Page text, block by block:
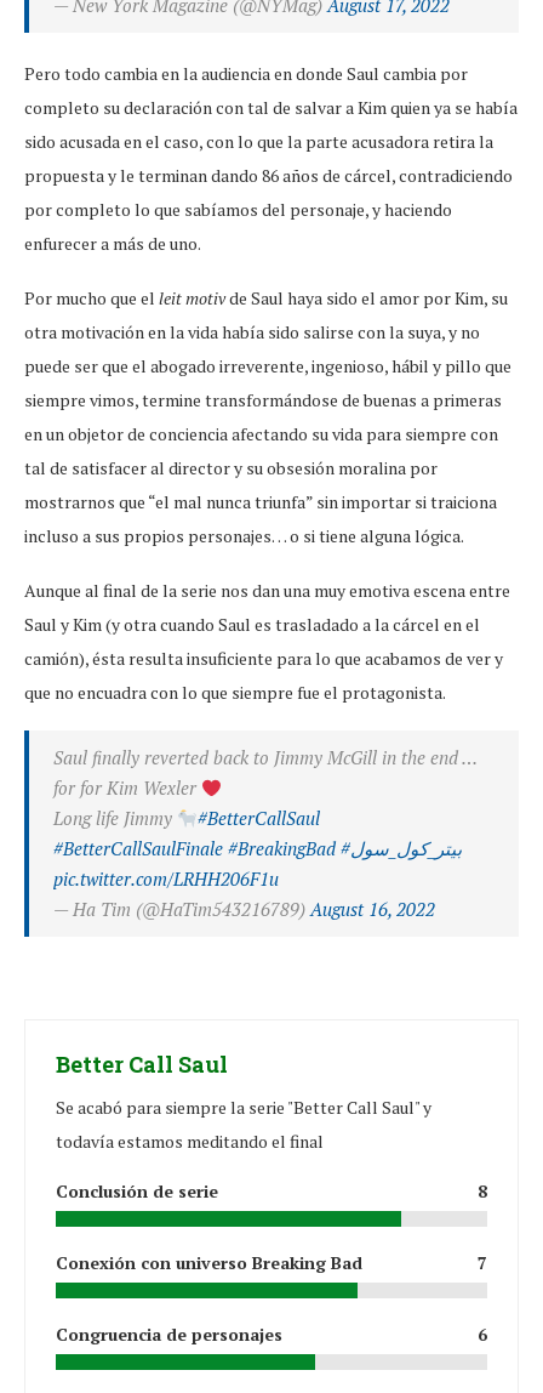
— New York Magazine (@NYMag)August 17, 2022
Pero todo cambia en la audiencia en donde Saul cambia por
completo su declaración con tal de salvar a Kim quien ya se había
sido acusada en el caso, con lo que la parte acusadora retira la
propuesta y le terminan dando 86 años de cárcel, contradiciendo
por completo lo que sabíamos del personaje, y haciendo
enfurecer a más de uno.
Por mucho que el leit motivde Saul haya sido el amor por Kim, su
otra motivación en la vida había sido salirse con la suya, y no
puede ser que el abogado irreverente, ingenioso, hábil y pillo que
siempre vimos, termine transformándose de buenas a primeras
en un objetor de conciencia afectando su vida para siempre con
tal de satisfacer al director y su obsesión moralina por
mostrarnos que “el mal nunca triunfa” sin importar si traiciona
incluso a sus propios personajes… o si tiene alguna lógica.
Aunque al final de la serie nos dan una muy emotiva escena entre
Saul y Kim (y otra cuando Saul es trasladado a la cárcel en el
camión), ésta resulta insuficiente para lo que acabamos de ver y
que no encuadra con lo que siempre fue el protagonista.
Saul finally reverted back to Jimmy McGill in the end …
for for Kim Wexler
Long life Jimmy
#BetterCallSaul
#BetterCallSaulFinale #BreakingBad
#بيتر_كول_سول
pic.twitter.com/LRHH206F1u
— Ha Tim (@HaTim543216789)August 16, 2022
Better Call Saul
Se acabó para siempre la serie "Better Call Saul" y
todavía estamos meditando el final
Conclusión de serie 8
Conexión con universo Breaking Bad 7
Congruencia de personajes 6